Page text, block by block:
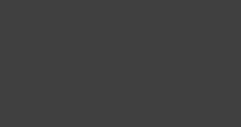
logo zichtbaar is.
dag verzonden
werkdagen